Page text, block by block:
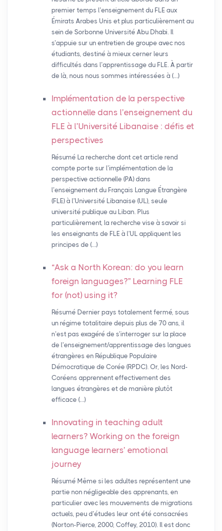
premier temps l’enseignement du FLE aux
Émirats Arabes Unis et plus particulièrement au
sein de Sorbonne Université Abu Dhabi. Il
s’appuie sur un entretien de groupe avec nos
étudiants, destiné à mieux cerner leurs
difficultés dans l’apprentissage du FLE. À partir
de là, nous nous sommes intéressées à (…)
Implémentation de la perspective
actionnelle dans l’enseignement du
FLE à l’Université Libanaise : défis et
perspectives
Résumé La recherche dont cet article rend
compte porte sur l’implémentation de la
perspective actionnelle (PA) dans
l’enseignement du Français Langue Étrangère
(FLE) à l’Université Libanaise (UL), seule
université publique au Liban. Plus
particulièrement, la recherche vise à savoir si
les enseignants de FLE à l’UL appliquent les
principes de (…)
“Ask a North Korean: do you learn
foreign languages?” Learning FLE
for (not) using it?
Résumé Dernier pays totalement fermé, sous
un régime totalitaire depuis plus de 70 ans, il
n’est pas exagéré de s’interroger sur la place
de l’enseignement/apprentissage des langues
étrangères en République Populaire
Démocratique de Corée (RPDC). Or, les Nord-
Coréens apprennent effectivement des
langues étrangères et de manière plutôt
efficace (…)
Innovating in teaching adult
learners? Working on the foreign
language learners’ emotional
journey
Résumé Même si les adultes représentent une
partie non négligeable des apprenants, en
particulier avec les mouvements de migrations
actuels, peu d’études leur ont été consacrées
(Norton-Pierce, 2000, Coffey, 2010). Il est donc